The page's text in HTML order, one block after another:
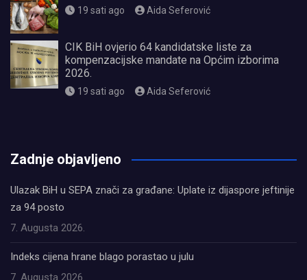
19 sati ago Aida Seferović
CIK BiH ovjerio 64 kandidatske liste za
kompenzacijske mandate na Općim izborima
2026.
19 sati ago Aida Seferović
Zadnje objavljeno
Ulazak BiH u SEPA znači za građane: Uplate iz dijaspore jeftinije
za 94 posto
7. Augusta 2026.
Indeks cijena hrane blago porastao u julu
7. Augusta 2026.